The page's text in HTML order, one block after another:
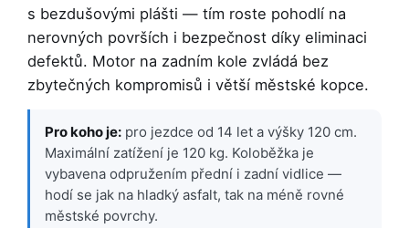
s bezdušovými plášti — tím roste pohodlí na
nerovných površích i bezpečnost díky eliminaci
defektů. Motor na zadním kole zvládá bez
zbytečných kompromisů i větší městské kopce.
Pro koho je: pro jezdce od 14 let a výšky 120 cm.
Maximální zatížení je 120 kg. Koloběžka je
vybavena odpružením přední i zadní vidlice —
hodí se jak na hladký asfalt, tak na méně rovné
městské povrchy.